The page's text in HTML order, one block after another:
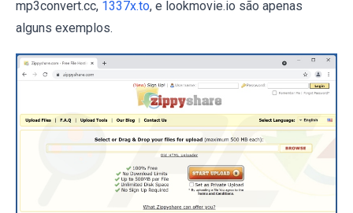
mp3convert.cc, 1337x.to, e lookmovie.io são apenas
alguns exemplos.